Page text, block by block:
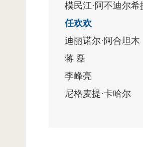
模民江·阿不迪尔希
任欢欢
迪丽诺尔·阿合坦木
蒋 磊
李峰亮
尼格麦提·卡哈尔